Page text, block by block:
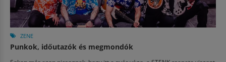
ZENE
Punkok, időutazók és megmondók